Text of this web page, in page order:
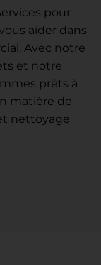
pour
aider dans
Avec notre
et notre
prêts à
matière de
nettoyage